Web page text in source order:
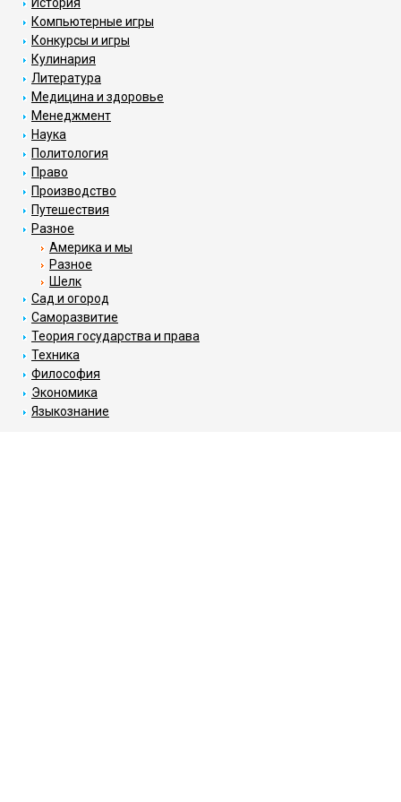
Компьютерные игры
Конкурсы и игры
Кулинария
Литература
Медицина и здоровье
Менеджмент
Наука
Политология
Право
Производство
Путешествия
Разное
Америка и мы
Разное
Шелк
Сад и огород
Саморазвитие
Теория государства и права
Техника
Философия
Экономика
Языкознание